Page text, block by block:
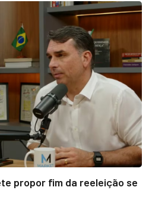
propor fim da reeleição se